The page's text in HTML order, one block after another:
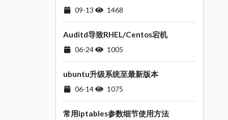
09-13 1468
Auditd导致RHEL/Centos宕机
06-24 1005
ubuntu升级系统至最新版本
06-14 1075
常用iptables参数细节使用方法